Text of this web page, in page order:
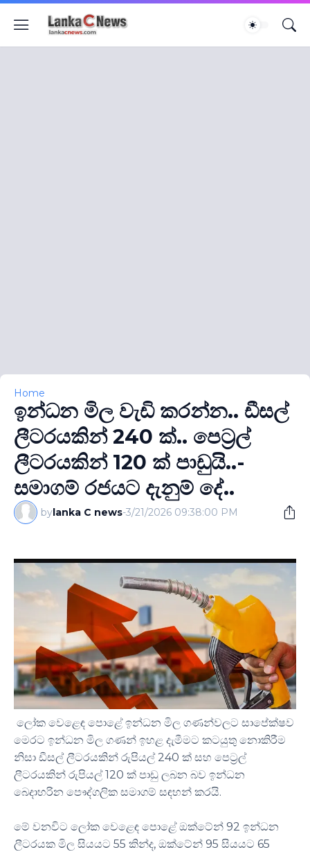
Home
ඉන්ධන මිල වැඩි කරන්න.. ඩීසල්
ලීටරයකින් 240 ක්.. පෙට්‍රල්
ලීටරයකින් 120 ක් පාඩුයි..-
සමාගම් රජයට දැනුම් දේ..
bylanka C news-3/21/2026 09:38:00 PM
ලෝක වෙළෙඳ පොළේ ඉන්ධන මිල ගණන්වලට සාපේක්ෂව
මෙරට ඉන්ධන මිල ගණන් ඉහළ දැමීමට කටයුතු නොකිරීම
නිසා ඩීසල් ලීටරයකින් රුපියල් 240 ක් සහ පෙට්‍රල්
ලීටරයකින් රුපියල් 120 ක් පාඩු ලබන බව ඉන්ධන
බෙදාහරින පෞද්ගලික සමාගම් සඳහන් කරයි.
මේ වනවිට ලෝක වෙළෙඳ පොළේ ඔක්ටේන් 92 ඉන්ධන
ලීටරයක මිල සියයට 55 කින්ද, ඔක්ටේන් 95 සියයට 65